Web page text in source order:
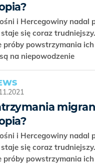
i Hercegowiny
się coraz
próby powstrzymania
na niepowodzenie
i Hercegowiny
się coraz
próby powstrzymania